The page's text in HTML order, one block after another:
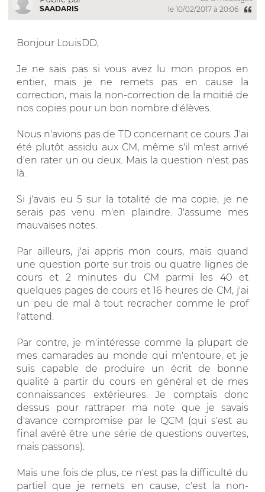
SAADARIS
le 10/02/2017 à 20:06
Bonjour LouisDD,
Je ne sais pas si vous avez lu mon propos en
entier, mais je ne remets pas en cause la
correction, mais la non-correction de la moitié de
nos copies pour un bon nombre d'élèves.
Nous n'avions pas de TD concernant ce cours. J'ai
été plutôt assidu aux CM, même s'il m'est arrivé
d'en rater un ou deux. Mais la question n'est pas
là.
Si j'avais eu 5 sur la totalité de ma copie, je ne
serais pas venu m'en plaindre. J'assume mes
mauvaises notes.
Par ailleurs, j'ai appris mon cours, mais quand
une question porte sur trois ou quatre lignes de
cours et 2 minutes du CM parmi les 40 et
quelques pages de cours et 16 heures de CM, j'ai
un peu de mal à tout recracher comme le prof
l'attend.
Par contre, je m'intéresse comme la plupart de
mes camarades au monde qui m'entoure, et je
suis capable de produire un écrit de bonne
qualité à partir du cours en général et de mes
connaissances extérieures. Je comptais donc
dessus pour rattraper ma note que je savais
d'avance compromise par le QCM (qui s'est au
final avéré être une série de questions ouvertes,
mais passons).
Mais une fois de plus, ce n'est pas la difficulté du
partiel que je remets en cause, c'est la non-